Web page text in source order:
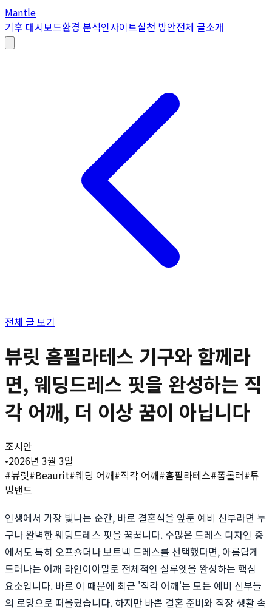
Mantle
기후 대시보드환경 분석인사이트실천 방안전체 글소개
전체 글 보기
뷰릿 홈필라테스 기구와 함께라
면, 웨딩드레스 핏을 완성하는 직
각 어깨, 더 이상 꿈이 아닙니다
조시안
•2026년 3월 3일
#뷰릿#Beaurit#웨딩 어깨#직각 어깨#홈필라테스#폼롤러#튜
빙밴드
인생에서 가장 빛나는 순간, 바로 결혼식을 앞둔 예비 신부라면 누
구나 완벽한 웨딩드레스 핏을 꿈꿉니다. 수많은 드레스 디자인 중
에서도 특히 오프숄더나 보트넥 드레스를 선택했다면, 아름답게
드러나는 어깨 라인이야말로 전체적인 실루엣을 완성하는 핵심
요소입니다. 바로 이 때문에 최근 '직각 어깨'는 모든 예비 신부들
의 로망으로 떠올랐습니다. 하지만 바쁜 결혼 준비와 직장 생활 속